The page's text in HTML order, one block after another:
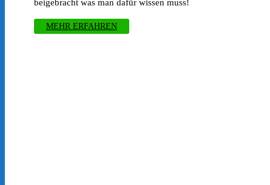
beigebracht was man dafür wissen muss!
MEHR ERFAHREN